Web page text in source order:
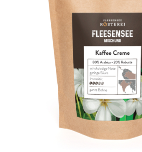
Optionen
Produktseite